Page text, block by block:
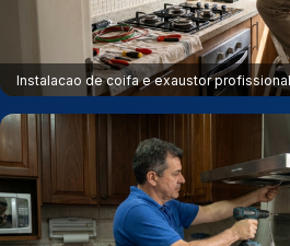
Instalacao de coifa e exaustor